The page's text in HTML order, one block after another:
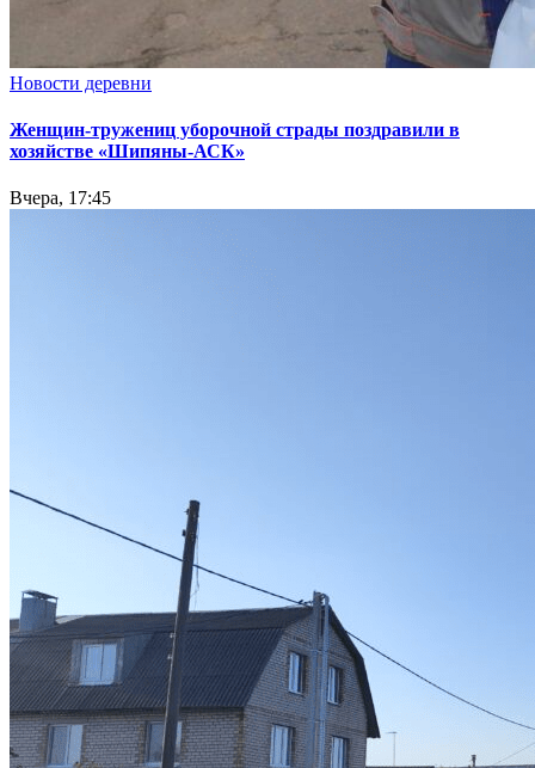
Новости деревни
Женщин-тружениц уборочной страды поздравили в
хозяйстве «Шипяны-АСК»
Вчера, 17:45